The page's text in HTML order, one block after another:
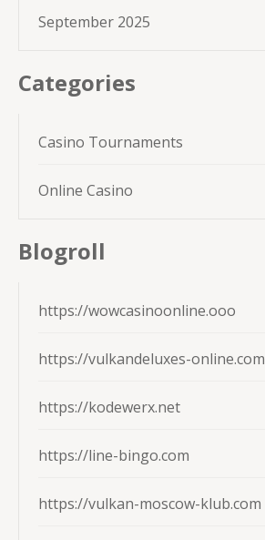
September 2025
Categories
Casino Tournaments
Online Casino
Blogroll
https://wowcasinoonline.ooo
https://vulkandeluxes-online.com
https://kodewerx.net
https://line-bingo.com
https://vulkan-moscow-klub.com